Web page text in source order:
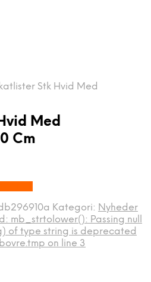
Stk Hvid Med
Med
Cm
Kategori: Nyheder
mb_strtolower(): Passing null
of type string is deprecated
on line 3